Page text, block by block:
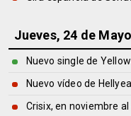
Jueves, 24 de Mayo
Nuevo single de
Nuevo vídeo de
Crisix, en noviembre